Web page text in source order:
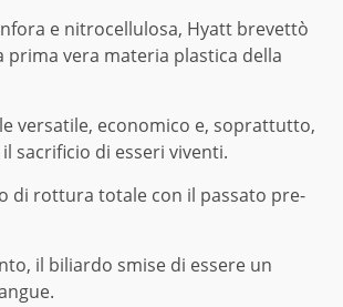
e nitrocellulosa, Hyatt brevettò
prima vera materia plastica della
versatile, economico e, soprattutto,
sacrificio di esseri viventi.
di rottura totale con il passato pre-
il biliardo smise di essere un